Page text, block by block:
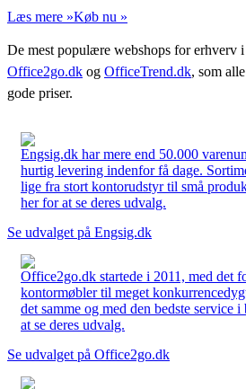
Læs mere »Køb nu »
De mest populære webshops for erhverv
Office2go.dk og OfficeTrend.dk, som
gode priser.
Engsig.dk har mere end 50.000
hurtig levering indenfor få dage.
lige fra stort kontorudstyr til små
her for at se deres udvalg.
Se udvalget på Engsig.dk
Office2go.dk startede i 2011, med det
kontormøbler til meget
det samme og med den bedste service
at se deres udvalg.
Se udvalget på Office2go.dk